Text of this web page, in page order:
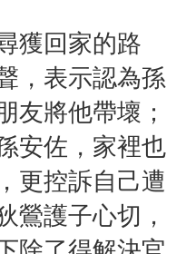
獲回家的路
，表示認為孫
友將他帶壞；
安佐，家裡也
更控訴自己遭
鶯護子心切，